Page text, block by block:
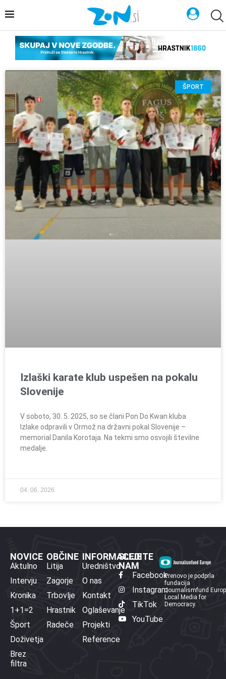
ŠPORT
Izlaški karate klub uspešen na pokalu
Slovenije
V soboto, 30. 5. 2025, so se člani Pon Do Kwan kluba
Izlake odpravili v Ormož na državni pokal Slovenije –
memorial Danila Korotaja. Na tekmi smo osvojili številne
medalje.
04. 06. 2026
NOVICE
Aktulno
Intervju
Kronika
1+1=2
Šport
Doživetja
Brez
filtra
OBČINE
Litija
Zagorje
Trbovlje
Hrastnik
Radeče
INFORMACIJE
Uredništvo
O nas
Kontakt
Oglaševanje
Projekti
Reference
SLEDITE
NAM
Facebook
Instagram
TikTok
YouTube
Prenovo je podprla
fundacija
Journalismfund
Local Media for
Democracy.